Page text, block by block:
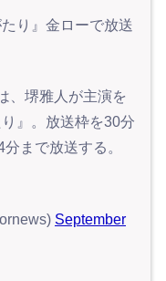
り』金ローで放送
、堺雅人が主演を
』。放送枠を30分
まで放送する。
September